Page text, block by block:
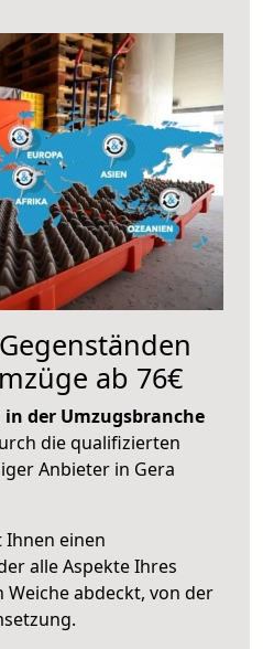
ab 76€
in der Umzugsbranche
die qualifizierten
Anbieter in Gera
Ihnen einen
alle Aspekte Ihres
Weiche abdeckt, von der